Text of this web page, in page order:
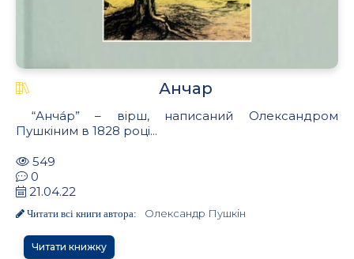
Анчар
“Анча́р” – вірш, написаний Олександром
Пушкіним в 1828 році...
549
0
21.04.22
Читати всі книги автора: Олександр Пушкін
Читати книжку